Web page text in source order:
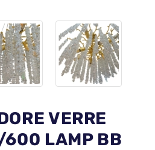
VERRE
LAMP BB